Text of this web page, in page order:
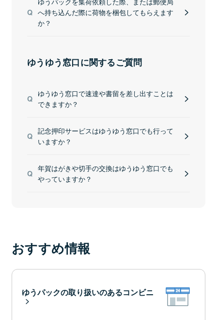
へ持ち込んだ際に荷物を梱包してもらえます
か？
ゆうゆう窓口に関するご質問
ゆうゆう窓口で速達や書留を差し出すことは
できますか？
記念押印サービスはゆうゆう窓口でも行って
いますか？
年賀はがきや切手の交換はゆうゆう窓口でも
やっていますか？
おすすめ情報
ゆうパックの取り扱いのあるコンビニ